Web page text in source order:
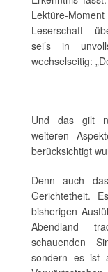
Lektüre-
Leserschaft –
sei’s in
wechselseitig:
Und das gilt
weiteren
berücksichtigt
Denn auch
Gerichtetheit.
bisherigen
Abendland
schauenden
sondern es ist